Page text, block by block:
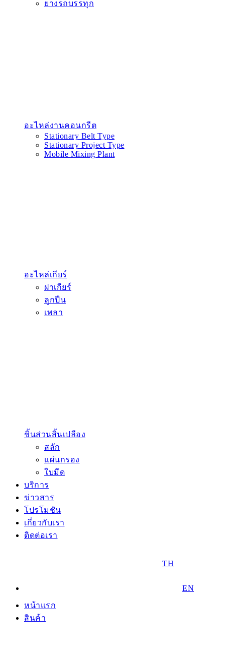
ยางรถบรรทุก
อะไหล่งานคอนกรีต
Stationary Belt Type
Stationary Project Type
Mobile Mixing Plant
อะไหล่เกียร์
ฝาเกียร์
ลูกปืน
เพลา
ชิ้นส่วนสิ้นเปลือง
สลัก
แผ่นกรอง
ใบมีด
บริการ
ข่าวสาร
โปรโมชัน
เกี่ยวกับเรา
ติดต่อเรา
TH
EN
หน้าแรก
สินค้า